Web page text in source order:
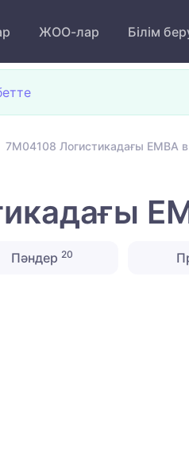
ЖОО-лар Білім
7M04108 Логистикадағы ЕМВА
Пәндер 20